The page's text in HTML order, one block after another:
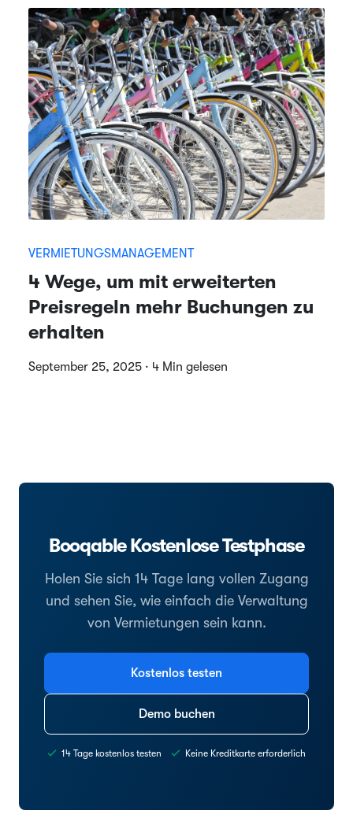
VERMIETUNGSMANAGEMENT
4 Wege, um mit erweiterten
Preisregeln mehr Buchungen zu
erhalten
September 25, 2025 · 4 Min gelesen
Booqable Kostenlose Testphase
Holen Sie sich 14 Tage lang vollen Zugang
und sehen Sie, wie einfach die Verwaltung
von Vermietungen sein kann.
Kostenlos testen
Demo buchen
14 Tage kostenlos testen Keine Kreditkarte erforderlich